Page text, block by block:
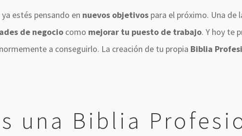
estés pensando en nuevos objetivos para el próximo. Una de
de negocio como mejorar tu puesto de trabajo. Y hoy te
a conseguirlo. La creación de tu propia Biblia
una Biblia